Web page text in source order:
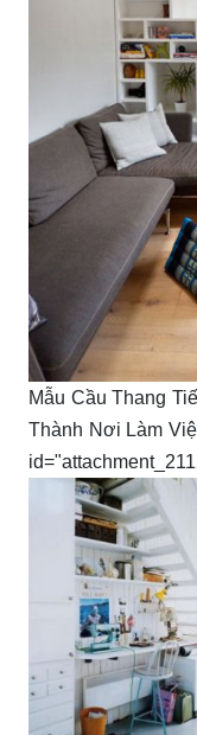
Mẫu Cầu Thang
Thành Nơi Làm